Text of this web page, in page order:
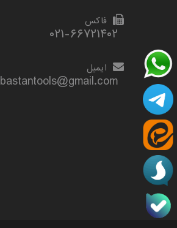
فاکس
۰۲۱-۶۶۷۲۱۴۰۲
ایمیل
bastantools@gmail.com